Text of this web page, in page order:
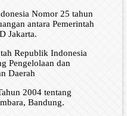
Nomor 25 tahun
antara Pemerintah
Jakarta.
Republik Indonesia
Pengelolaan dan
Daerah
2004 tentang
Bandung.